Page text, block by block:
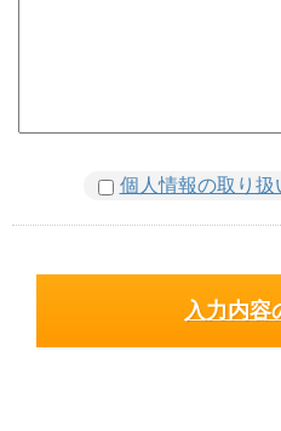
個人情報の取り扱